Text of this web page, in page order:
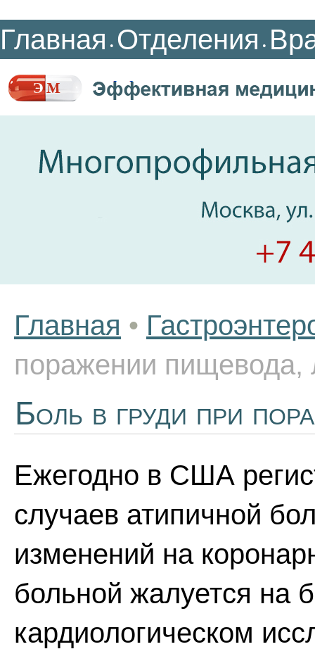
Главная • Отделения •
Главная •
поражении пищевода,
Боль в груди при
Ежегодно в США
случаев атипичной
изменений на
больной жалуется на
кардиологическом